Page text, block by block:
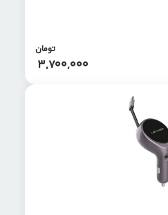
3,700,000
تومان